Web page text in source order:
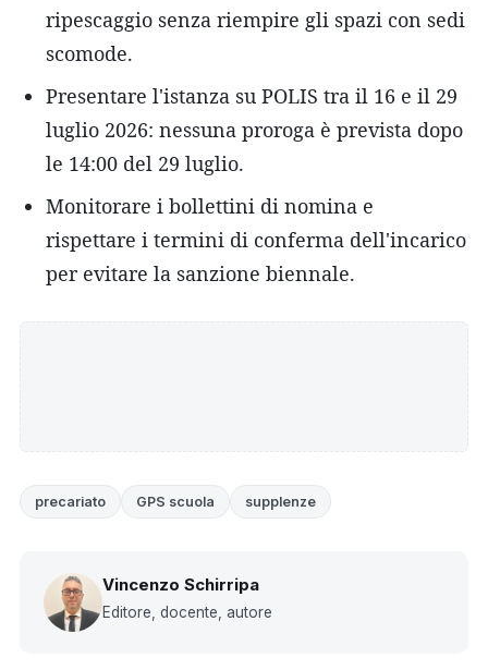
ripescaggio senza riempire gli spazi con sedi
scomode.
Presentare l'istanza su POLIS tra il 16 e il 29
luglio 2026: nessuna proroga è prevista dopo
le 14:00 del 29 luglio.
Monitorare i bollettini di nomina e
rispettare i termini di conferma dell'incarico
per evitare la sanzione biennale.
precariato GPS scuola supplenze
Vincenzo Schirripa
Editore, docente, autore